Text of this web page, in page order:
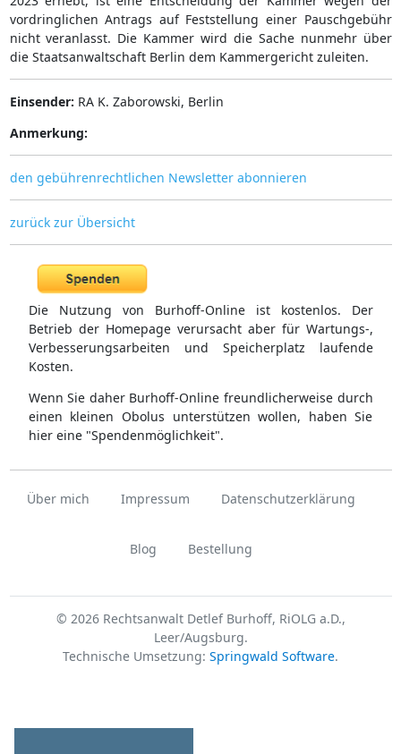
vordringlichen Antrags auf Feststellung einer Pauschgebühr
nicht veranlasst. Die Kammer wird die Sache nunmehr über
die Staatsanwaltschaft Berlin dem Kammergericht zuleiten.
Einsender: RA K. Zaborowski, Berlin
Anmerkung:
den gebührenrechtlichen Newsletter abonnieren
zurück zur Übersicht
Die Nutzung von Burhoff-Online ist kostenlos. Der
Betrieb der Homepage verursacht aber für Wartungs-,
Verbesserungsarbeiten und Speicherplatz laufende
Kosten.
Wenn Sie daher Burhoff-Online freundlicherweise durch
einen kleinen Obolus unterstützen wollen, haben Sie
hier eine "Spendenmöglichkeit".
Über mich Impressum Datenschutzerklärung
Blog Bestellung
© 2026 Rechtsanwalt Detlef Burhoff, RiOLG a.D.,
Leer/Augsburg.
Technische Umsetzung: Springwald Software.